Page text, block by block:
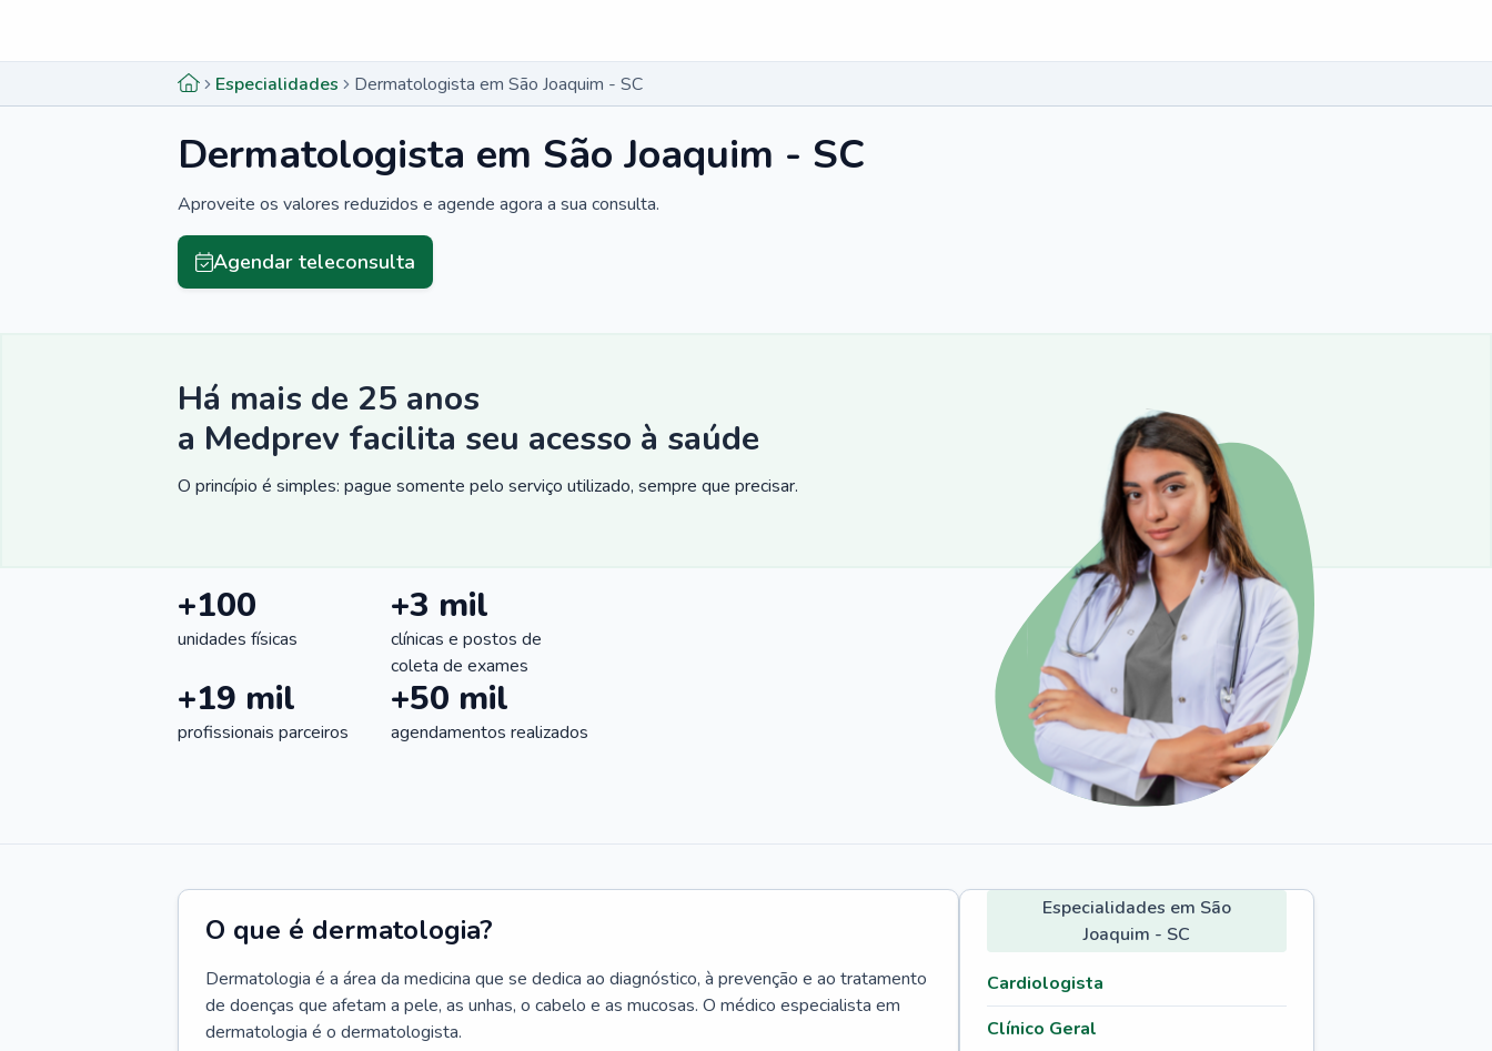
Especialidades Dermatologista em São Joaquim - SC
Dermatologista em São Joaquim - SC
Aproveite os valores reduzidos e agende agora a sua consulta.
Agendar teleconsulta
Há mais de 25 anos
a Medprev facilita seu acesso à saúde
O princípio é simples: pague somente pelo serviço utilizado, sempre que precisar.
+100
unidades físicas
+3 mil
clínicas e postos de
coleta de exames
+19 mil
profissionais parceiros
+50 mil
agendamentos realizados
O que é dermatologia?
Dermatologia é a área da medicina que se dedica ao diagnóstico, à prevenção e ao tratamento
de doenças que afetam a pele, as unhas, o cabelo e as mucosas. O médico especialista em
dermatologia é o dermatologista.
Especialidades em São
Joaquim - SC
Cardiologista
Clínico Geral